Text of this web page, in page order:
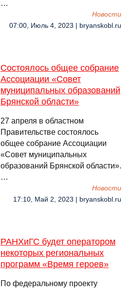
…
Новости
07:00, Июль 4, 2023 | bryanskobl.ru
Состоялось общее собрание
Ассоциации «Совет
муниципальных образований
Брянской области»
27 апреля в областном
Правительстве состоялось
общее собрание Ассоциации
«Совет муниципальных
образований Брянской области».
…
Новости
17:10, Май 2, 2023 | bryanskobl.ru
РАНХиГС будет оператором
некоторых региональных
программ «Время героев»
По федеральному проекту